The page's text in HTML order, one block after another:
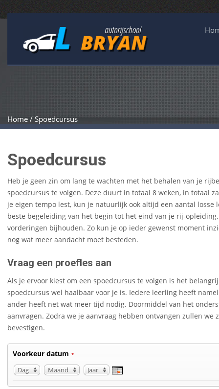
Home / Spoedcursus
Spoedcursus
Heb je geen zin om lang te wachten met het behalen van je
spoedcursus te volgen. Deze duurt in totaal 8 weken, in totaal
je eigen tempo lest, kun je natuurlijk ook altijd een aantal
beste begeleiding van het begin tot het eind van je rij-
vorderingen bijhouden. Zo kun je op ieder gewenst moment
nog wat meer aandacht moet besteden.
Vraag een proefles aan
Als je ervoor kiest om een spoedcursus te volgen is het
spoedcursus wel haalbaar voor je is. Iedere leerling heeft
ander heeft net wat meer tijd nodig. Doormiddel van het
aanvragen. Zodra we je aanvraag hebben ontvangen zullen
bevestigen.
Voorkeur datum *
Dag
Dag Maand
Maand Jaar
Jaar